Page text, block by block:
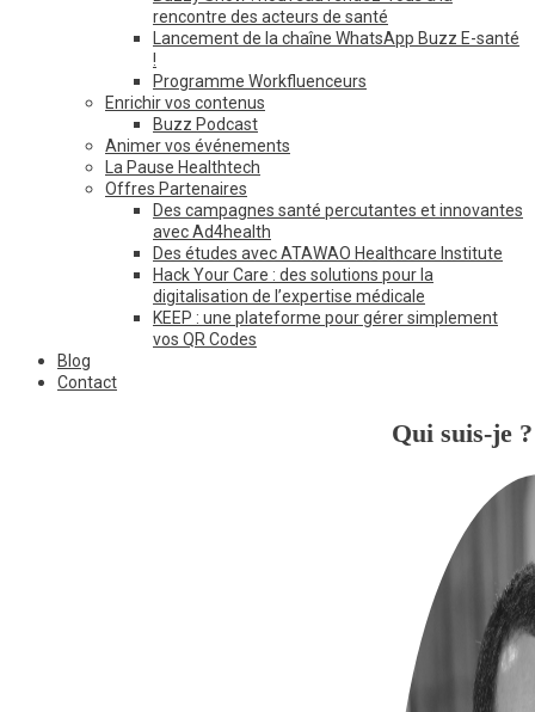
rencontre des acteurs de santé
Lancement de la chaîne WhatsApp Buzz E-santé
!
Programme Workfluenceurs
Enrichir vos contenus
Buzz Podcast
Animer vos événements
La Pause Healthtech
Offres Partenaires
Des campagnes santé percutantes et innovantes
avec Ad4health
Des études avec ATAWAO Healthcare Institute
Hack Your Care : des solutions pour la
digitalisation de l’expertise médicale
KEEP : une plateforme pour gérer simplement
vos QR Codes
Blog
Contact
Qui suis-je ?